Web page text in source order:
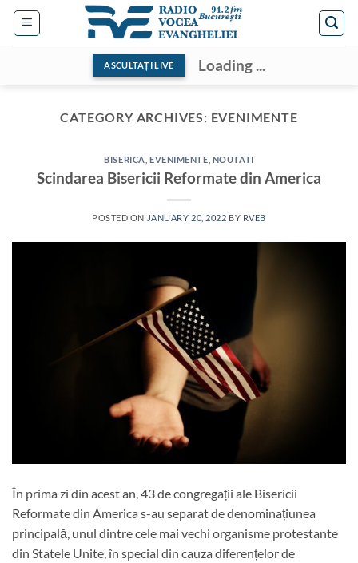
Skip
ASCULTAȚI LIVE Loading ...
CATEGORY ARCHIVES: EVENIMENTE
BISERICA EVENIMENTE NOUTATI
Scindarea Bisericii Reformate din America
POSTED ON JANUARY 20, 2022 BY RVEB
În prima zi din acest an, 43 de congregații ale Bisericii
Reformate din America s-au separat de denominațiunea
principală, unul dintre cele mai vechi organisme protestante
din Statele Unite, în special din cauza diferențelor de